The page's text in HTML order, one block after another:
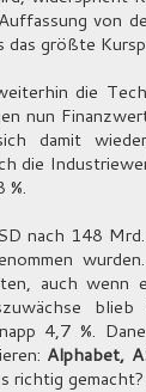
von
das größte
die
nun
damit
die
%.
nach 148
auch
blieb
4,7 %.
Alphabet,